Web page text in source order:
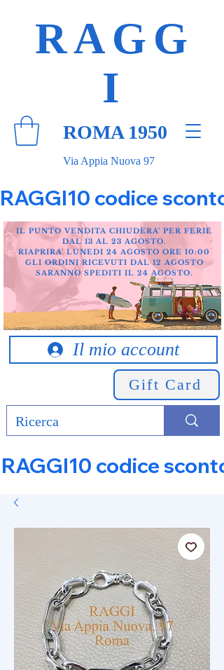
Via Appia Nuova 97
RAGG
I
ROMA 1950
RAGGI10 codice
Il mio account
Gift Card
IL PUNTO VENDITA CHIUDERA' PER FERIE
DAL 13 AL 23 AGOSTO.
RIAPRIRA' LUNEDI 24 AGOSTO ORE 10:00
GLI ORDINI RICEVUTI DAL 12 AGOSTO
SARANNO SPEDITI IL 24 AGOSTO.
RAGGI10 codice